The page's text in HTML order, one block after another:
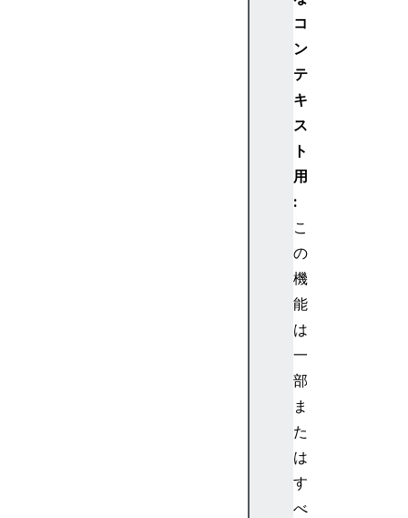
コ
ン
テ
キ
ス
ト
用
:
こ
の
機
能
は
一
部
ま
た
は
す
べ